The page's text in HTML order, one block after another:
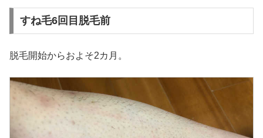
すね毛6回目脱毛前
脱毛開始からおよそ2カ月。